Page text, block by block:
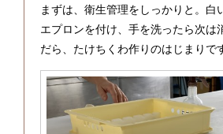
まずは、衛生管理をしっかりと。白
エプロンを付け、手を洗ったら次は
だら、たけちくわ作りのはじまりで